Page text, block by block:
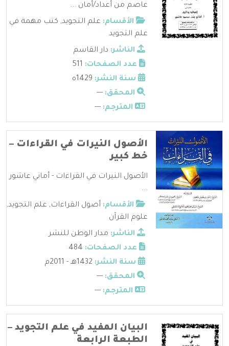
عاصم من أعداد/أمان ...
الأقسام: علم التجويد, كتب مهمة في
علم التجويد
الناشر: دار القاسم
عدد الصفحات:
سنة النشر:
المحقق: ---
المترجم: ---
الأصول النيرات في القراءات –
خط كبير
الأصول النيرات في القراءات - أماني عاشور
...
الأقسام: أصول القراءات, علم التجويد,
علوم القرآن
الناشر: مدار الوطن للنشر
عدد الصفحات:
سنة النشر:
المحقق: ---
المترجم: ---
البيان المفيد في علم التجويد –
الطبعة الرابعة